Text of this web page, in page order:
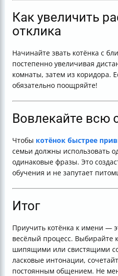
Как увеличить
отклика
Начинайте звать котёнка с
постепенно увеличивая
комнаты, затем из коридора.
обязательно поощряйте!
Вовлекайте всю
Чтобы котёнок быстрее
семьи должны использовать
одинаковые фразы. Это
обучения и не запутает
Итог
Приучить котёнка к имени —
весёлый процесс. Выбирайте
шипящими или свистящими
ласковые интонации,
постоянным общением. Не